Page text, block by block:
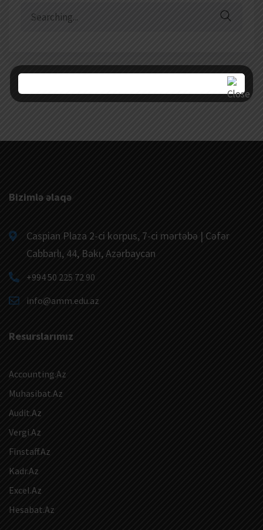
Bizimlə əlaqə
Caspian Plaza 2-ci korpus, 7-ci mərtəbə | Cəfər
Cabbarlı, 44, Bakı, Azərbaycan
+994 50 225 72 90
info@amm.edu.az
Resurslarımız
Accounting.Az
Muhasibat.Az
Audit.Az
Vergi.Az
Finstaff.Az
Kadr.Az
Excel.Az
Hesabat.Az